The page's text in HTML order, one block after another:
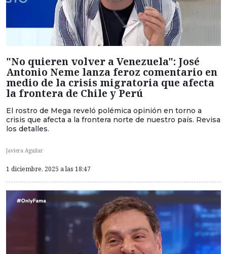
"No quieren volver a Venezuela": José
Antonio Neme lanza feroz comentario en
medio de la crisis migratoria que afecta
la frontera de Chile y Perú
El rostro de Mega reveló polémica opinión en torno a
crisis que afecta a la frontera norte de nuestro país. Revisa
los detalles.
Javiera Aguilar
1 diciembre, 2025 a las 18:47